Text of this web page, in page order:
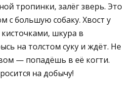
тропинки, залёг зверь. Это
с большую собаку. Хвост у
шкура в
на толстом суку и ждёт. Не
— попадёшь в её когти.
на добычу!